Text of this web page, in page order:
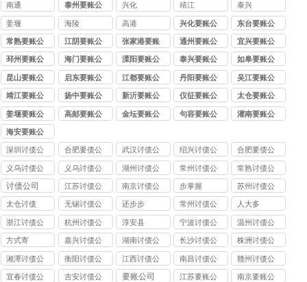
南通
泰州要账公
司
兴化 靖江 泰兴
姜堰 海陵 高港
兴化要账公
司
东台要账公
司
常熟要账公
司
江阴要账公
司
张家港要账
公司
通州要账公
司
宜兴要账公
司
邳州要账公
司
海门要账公
司
溧阳要账公
司
泰兴要账公
司
如皋要账公
司
昆山要账公
司
启东要账公
司
江都要账公
司
丹阳要账公
司
吴江要账公
司
靖江要账公
司
扬中要账公
司
新沂要账公
司
仪征要账公
司
太仓要账公
司
姜堰要账公
司
高邮要账公
金坛要账公
句容要账公
灌南要账公
海安要账公
司
深圳讨债公
司
合肥要债公
司
武汉讨债公
司
绍兴讨债公
司
合肥要债公
司
义乌讨债公
司
义乌讨债公
司
湖州讨债公
司
常州讨债公
司
常熟讨债公
司
讨债公司
江苏讨债公
司
南京讨债公
司
步掌握
苏州讨债公
司
太仓讨债
无锡讨债公
司
还步步
常州讨债公
司
人大多
浙江讨债公
司
杭州讨债公
司
淳安县
宁波讨债公
司
温州讨债公
司
方式寄
嘉兴讨债公
司
湖南讨债公
司
长沙讨债公
司
株洲讨债公
司
湘潭讨债公
司
衡阳讨债公
司
江西讨债公
司
南昌讨债公
司
赣州讨债公
司
宜春讨债公
吉安讨债公
要账公司
江苏要账公
南京要账公